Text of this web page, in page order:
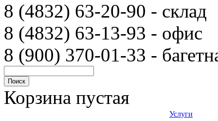
8 (4832) 63-20-90 -
8 (4832) 63-13-93 - офис
8 (900) 370-01-33 -
Корзина пустая
Услуги